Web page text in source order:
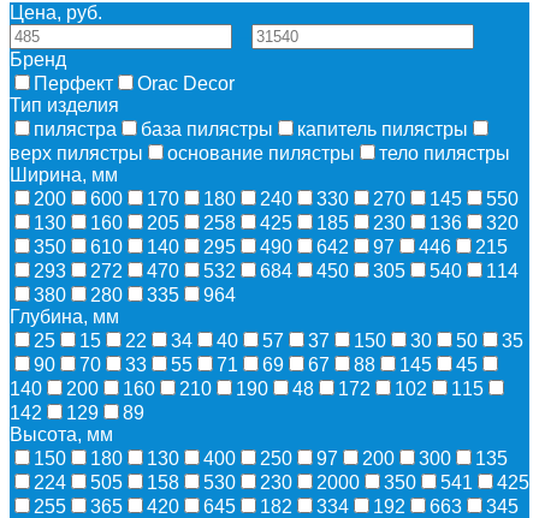
Цена, руб.
Бренд
Перфект
Orac Decor
Тип изделия
пилястра
база пилястры
капитель пилястры
верх пилястры
основание пилястры
тело пилястры
Ширина, мм
200
600 170 180 240 330 270 145
550
130
160 205 258 425 185 230 136
320
350
610 140 295 490 642 97 446
215
293
272 470 532 684 450 305 540
114
380
280 335
964
Глубина, мм
25
15 22 34 40 57 37 150 30 50
35
90
70 33 55 71 69 67 88 145
45
140
200 160 210 190 48 172 102
115
142
129
89
Высота, мм
150
180 130 400 250 97 200 300
135
224
505 158 530 230 2000 350 541
425
255
365 420 645 182 334 192 663
345